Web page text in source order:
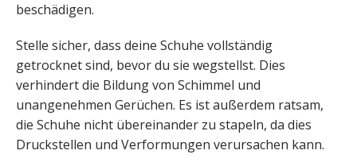
beschädigen.
Stelle sicher, dass deine Schuhe vollständig
getrocknet sind, bevor du sie wegstellst. Dies
verhindert die Bildung von Schimmel und
unangenehmen Gerüchen. Es ist außerdem ratsam,
die Schuhe nicht übereinander zu stapeln, da dies
Druckstellen und Verformungen verursachen kann.